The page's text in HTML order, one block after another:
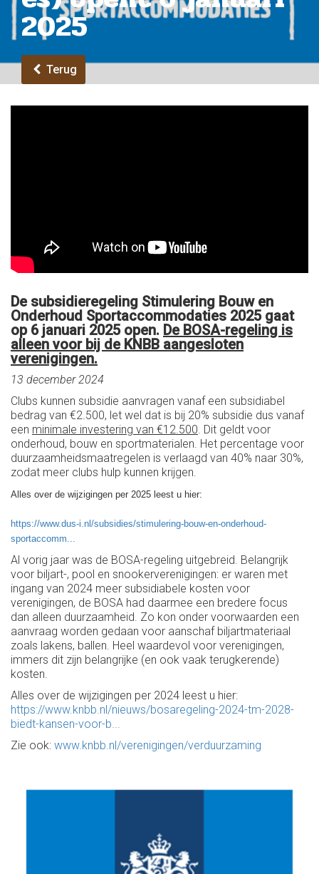
2025
Terug
De subsidieregeling Stimulering Bouw en
Onderhoud Sportaccommodaties 2025 gaat
op 6 januari 2025 open. De BOSA-regeling is
alleen voor bij de KNBB aangesloten
verenigingen.
13 december 2024
Clubs kunnen subsidie aanvragen vanaf een subsidiabel
bedrag van €2.500, let wel dat is bij 20% subsidie dus vanaf
een minimale investering van €12.500. Dit geldt voor
onderhoud, bouw en sportmaterialen. Het percentage voor
duurzaamheidsmaatregelen is verlaagd van 40% naar 30%,
zodat meer clubs hulp kunnen krijgen.
Alles over de wijzigingen per 2025 leest u hier:
https://www.dus-i.nl/subsidies/stimulering-bouw-en-onderhoud-
sportaccomm...
Al vorig jaar was de BOSA-regeling uitgebreid. Belangrijk
voor biljart-, pool en snookerverenigingen: er waren met
ingang van 2024 meer subsidiabele kosten voor
verenigingen, de BOSA had daarmee een bredere focus
dan alleen duurzaamheid. Zo kon onder voorwaarden een
aanvraag worden gedaan voor aanschaf biljartmateriaal
zoals lakens, ballen. Heel waardevol voor verenigingen,
immers dit zijn belangrijke (en ook vaak terugkerende)
kosten.
Alles over de wijzigingen per 2024 leest u hier:
https://www.knbb.nl/nieuws/bosaregeling-2024-tm-2028-
biedt-kansen-voor-b...
Zie ook: www.knbb.nl/verenigingen/verduurzaming